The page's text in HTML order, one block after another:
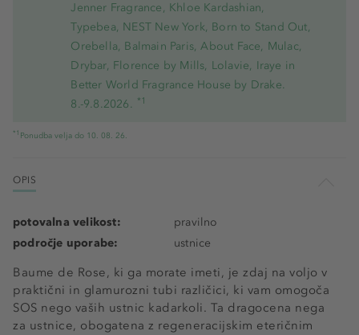
Jenner Fragrance, Khloe Kardashian,
Typebea, NEST New York, Born to Stand Out,
Orebella, Balmain Paris, About Face, Mulac,
Drybar, Florence by Mills, Lolavie, Iraye in
Better World Fragrance House by Drake.
8.-9.8.2026. *1
*1 Ponudba velja do 10. 08. 26.
OPIS
Baume de Rose, ki ga morate imeti, je zdaj na voljo v
praktični in glamurozni tubi različici, ki vam omogoča
SOS nego vaših ustnic kadarkoli. Ta dragocena nega
za ustnice, obogatena z regeneracijskim eteričnim
potovalna velikost:
pravilno
področje uporabe:
ustnice